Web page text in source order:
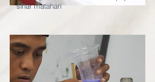
sinar matahari